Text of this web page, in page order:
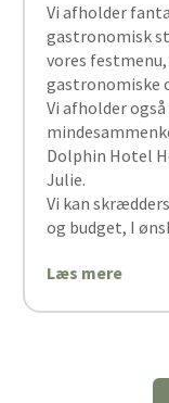
Vi afholder
gastronomisk
vores festmenu,
gastronomiske
Vi afholder
Dolphin Hotel
Julie.
Vi kan
og budget, I
Læs mere